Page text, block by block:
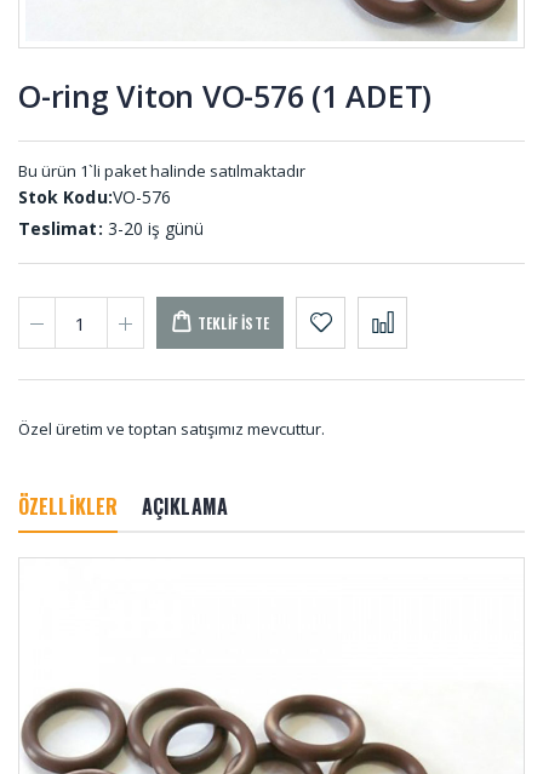
O-ring Viton VO-576 (1 ADET)
Bu ürün 1`li paket halinde satılmaktadır
Stok Kodu:VO-576
Teslimat: 3-20 iş günü
TEKLIF İSTE
Özel üretim ve toptan satışımız mevcuttur.
ÖZELLİKLER AÇIKLAMA
Sıyırıcı Şerit
SU-001
Mandal
Lastiği KP-
001
Takozları